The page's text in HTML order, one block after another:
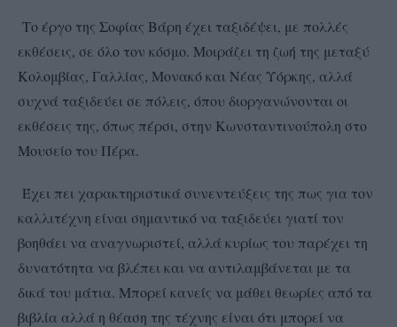
Το έργο της Σοφίας Βάρη έχει ταξιδέψει, με πολλές
εκθέσεις, σε όλο τον κόσμο. Μοιράζει τη ζωή της μεταξύ
Κολομβίας, Γαλλίας, Μονακό και Νέας Υόρκης, αλλά
συχνά ταξιδεύει σε πόλεις, όπου διοργανώνονται οι
εκθέσεις της, όπως πέρσι, στην Κωνσταντινούπολη στο
Μουσείο του Πέρα.
Έχει πει χαρακτηριστικά συνεντεύξεις της πως για τον
καλλιτέχνη είναι σημαντικό να ταξιδεύει γιατί τον
βοηθάει να αναγνωριστεί, αλλά κυρίως του παρέχει τη
δυνατότητα να βλέπει και να αντιλαμβάνεται με τα
δικά του μάτια. Μπορεί κανείς να μάθει θεωρίες από τα
βιβλία αλλά η θέαση της τέχνης είναι ότι μπορεί να